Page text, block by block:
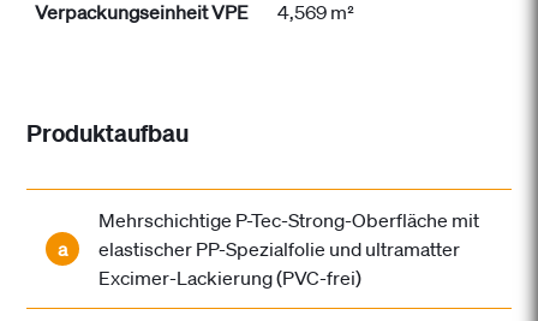
Verpackungseinheit VPE 4,569 m²
Produktaufbau
a
Mehrschichtige P-Tec-Strong-Oberfläche mit
elastischer PP-Spezialfolie und ultramatter
Excimer-Lackierung (PVC-frei)